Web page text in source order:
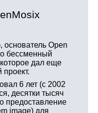
Open
бессменный
дал еще
6 лет (с 2002
десятки тысяч
предоставление
image) для